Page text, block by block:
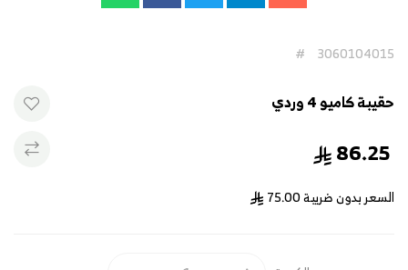
3060104015
#
حقيبة كاميو 4 وردي
86.25
السعر بدون ضريبة75.00